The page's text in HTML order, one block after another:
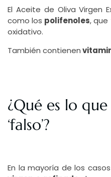
El Aceite de Oliva Virgen
como los polifenoles,
oxidativo.
También contienen
¿Qué es lo
‘falso’?
En la mayoría de los